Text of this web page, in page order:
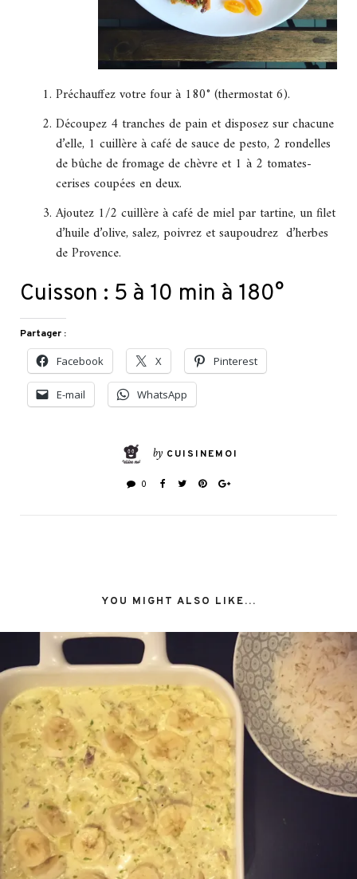
Préchauffez votre four à 180° (thermostat 6).
Découpez 4 tranches de pain et disposez sur chacune
d’elle, 1 cuillère à café de sauce de pesto, 2 rondelles
de bûche de fromage de chèvre et 1 à 2 tomates-
cerises coupées en deux.
Ajoutez 1/2 cuillère à café de miel par tartine, un filet
d’huile d’olive, salez, poivrez et saupoudrez d’herbes
de Provence.
Cuisson : 5 à 10 min à 180°
Partager :
Facebook X Pinterest
E-mail WhatsApp
by CUISINEMOI
0
YOU MIGHT ALSO LIKE...